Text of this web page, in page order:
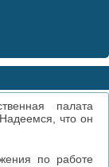
палата
что он
по работе